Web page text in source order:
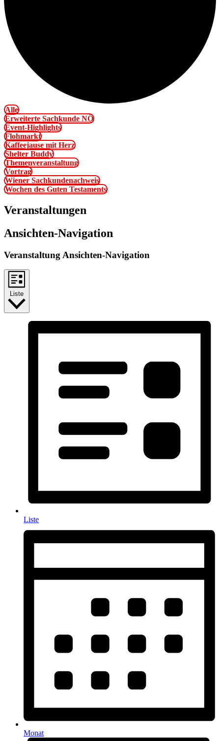
Alle
Erweiterte Sachkunde NÖ
Event-Highlights
Flohmarkt
Kaffeejause mit Herz
Shelter Buddy
Themenveranstaltung
Vortrag
Wiener Sachkundenachweis
Wochen des Guten Testaments
Veranstaltungen
Ansichten-Navigation
Veranstaltung Ansichten-Navigation
Liste
Liste
Monat